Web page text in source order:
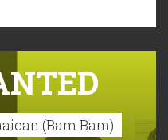
(Bam Bam)